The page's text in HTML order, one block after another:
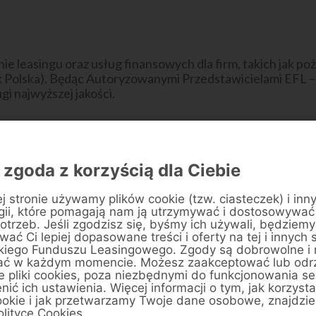
leasingu oraz usług finansowych dla firm, takich jak
Będąc Autoryzowanymi Przedstawicielami EFL
najwyższej jakości.
współpracy
finansowych dla swojej firmy, zapytaj nas o ofertę.
z korzyścią dla Ciebie
stronie używamy plików cookie (tzw. ciasteczek) i
które pomagają nam ją utrzymywać i
Jeśli zgodzisz się, byśmy ich używali, będziemy
Ci lepiej dopasowane treści i oferty na tej i innych
Funduszu Leasingowego. Zgody są dobrowolne i
w każdym momencie. Możesz zaakceptować lub
pliki cookies, poza niezbędnymi do funkcjonowania
ich ustawienia. Więcej informacji o tym, jak
i jak przetwarzamy Twoje dane osobowe,
Cookies.